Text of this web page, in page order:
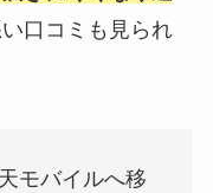
口コミも見られ
モバイルへ移